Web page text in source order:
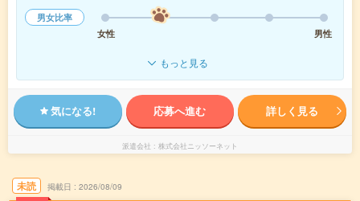
男女比率
女性
男性
もっと見る
気になる! 応募へ進む 詳しく見る
派遣会社 株式会社ニッソーネット
未読 掲載日 2026/08/09